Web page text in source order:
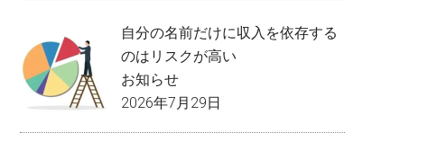
自分の名前だけに収入を依存する
のはリスクが高い
お知らせ
2026年7月29日